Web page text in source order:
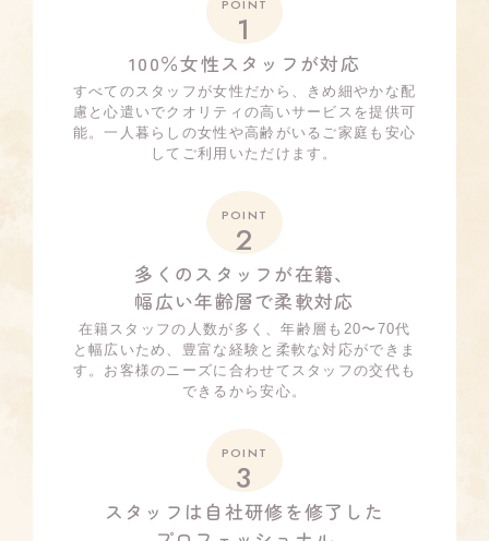
POINT
1
100％女性スタッフが対応
すべてのスタッフが女性だから、きめ細やかな配
慮と心遣いでクオリティの高いサービスを提供可
能。一人暮らしの女性や高齢がいるご家庭も安心
してご利用いただけます。
POINT
2
多くのスタッフが在籍、
幅広い年齢層で柔軟対応
在籍スタッフの人数が多く、年齢層も20〜70代
と幅広いため、豊富な経験と柔軟な対応ができま
す。お客様のニーズに合わせてスタッフの交代も
できるから安心。
POINT
3
スタッフは自社研修を修了した